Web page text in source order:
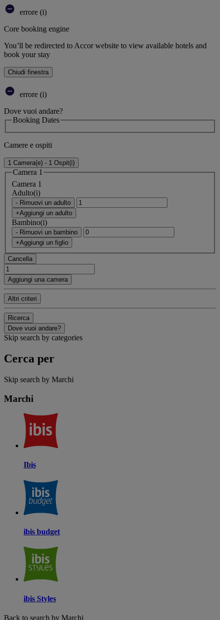
errore (i)
Core booking engine
You’ll be redirected to Accor website to view available hotels and
book your stay
Chiudi finestra
errore (i)
Dove vuoi andare?
Booking Dates
Camere e ospiti
1 Camera(e) - 1 Ospit(i)
Camera 1
Camera 1
Adulto(i)
- Rimuovi un adulto
+Aggiungi un adulto
Bambino(i)
- Rimuovi un bambino
+Aggiungi un figlio
Cancella
Aggiungi una camera
Altri criteri
Ricerca
Dove vuoi andare?
Skip search by categories
Cerca per
Skip search by Marchi
Marchi
Ibis
ibis budget
ibis Styles
Back to search by Marchi